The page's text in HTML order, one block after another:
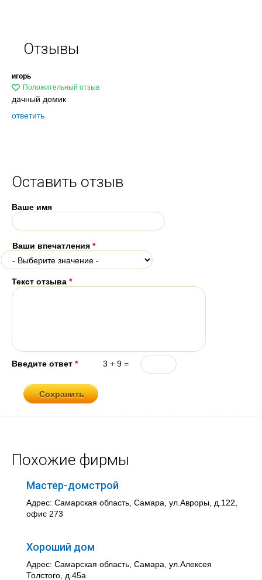
Отзывы
игорь
дачный домик
ответить
Оставить отзыв
Ваше имя
Ваши впечатления *
Текст отзыва *
Введите ответ * 3 + 9 =
Похожие фирмы
Мастер-домстрой
Адрес: Самарская область, Самара, ул.Авроры, д.122,
офис 273
Хороший дом
Адрес: Самарская область, Самара, ул.Алексея
Толстого, д.45а